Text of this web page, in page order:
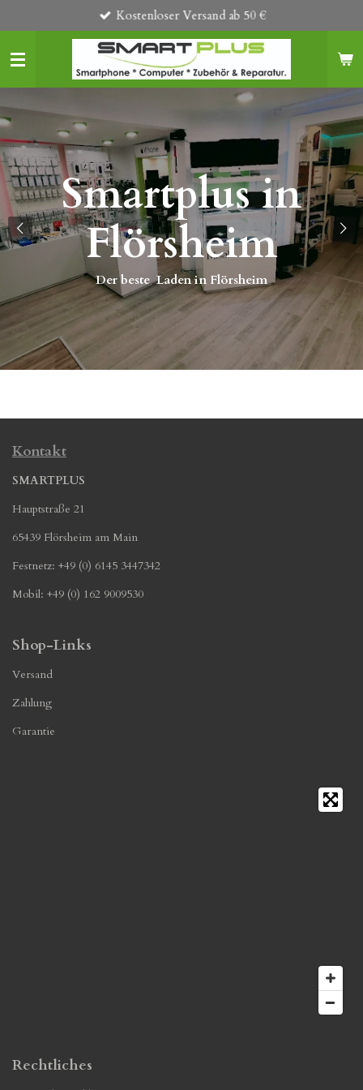
Hauptinhalt
springen
Kostenloser Versand ab 50 €
Smartplus in
Flörsheim
Der beste Laden in Flörsheim
Kontakt
SMARTPLUS
Hauptstraße 21
65439 Flörsheim am Main
Festnetz: +49 (0) 6145 3447342
Mobil: +49 (0) 162 9009530
Shop-Links
Versand
Zahlung
Garantie
Rechtliches